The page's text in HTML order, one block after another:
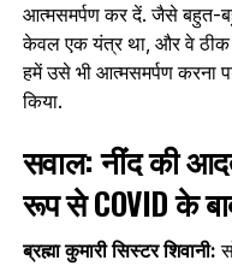
आत्मसमर्पण कर दें. जैसे बहुत-
केवल एक यंत्र था, और वे ठीक
हमें उसे भी आत्मसमर्पण करना
किया.
सवाल: नींद की
रूप से COVID के
ब्रह्मा कुमारी सिस्टर शिवानी: